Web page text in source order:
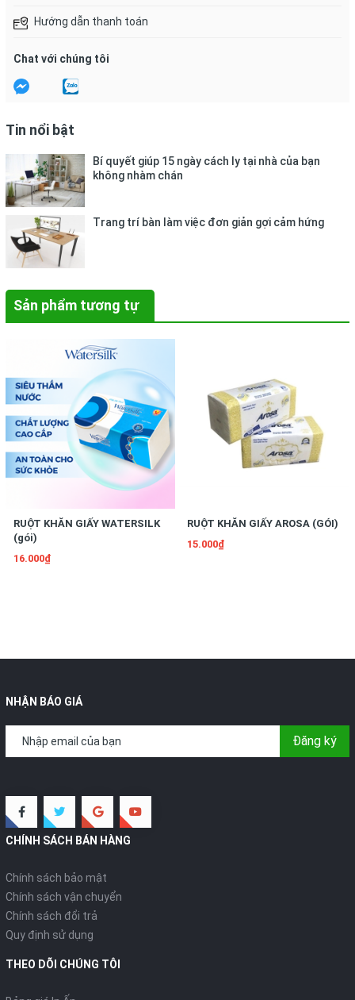
Hướng dẫn thanh toán
Chat với chúng tôi
Tin nổi bật
Bí quyết giúp 15 ngày cách ly tại nhà của bạn
không nhàm chán
Trang trí bàn làm việc đơn giản gợi cảm hứng
Sản phẩm tương tự
RUỘT KHĂN GIẤY WATERSILK
(gói)
16.000₫
RUỘT KHĂN GIẤY AROSA (GÓI)
15.000₫
NHẬN BÁO GIÁ
Đăng ký
CHÍNH SÁCH BÁN HÀNG
Chính sách bảo mật
Chính sách vận chuyển
Chính sách đổi trả
Quy định sử dụng
THEO DÕI CHÚNG TÔI